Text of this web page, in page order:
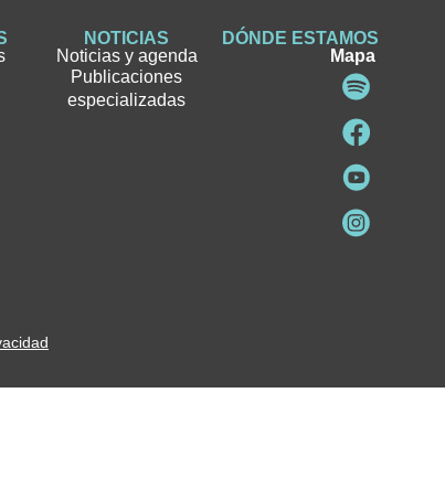
NOTICIAS
Noticias y agenda
Publicaciones
especializadas
DÓNDE ESTAMOS
Mapa